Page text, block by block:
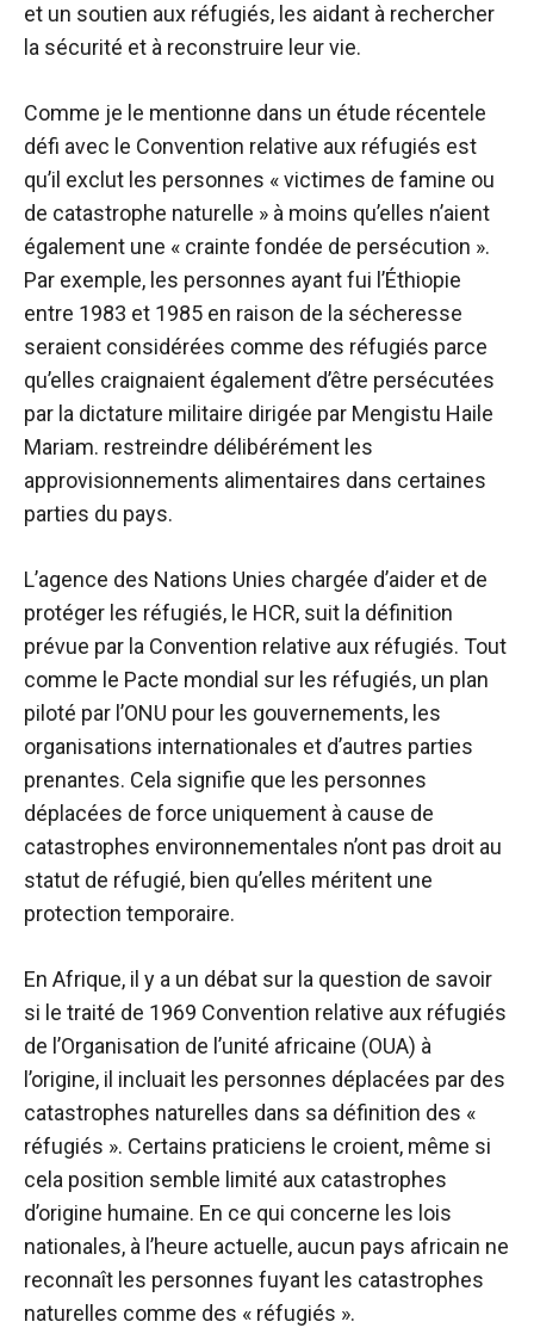
et un soutien aux réfugiés, les aidant à rechercher
la sécurité et à reconstruire leur vie.
Comme je le mentionne dans un étude récente le
défi avec le Convention relative aux réfugiés est
qu’il exclut les personnes « victimes de famine ou
de catastrophe naturelle » à moins qu’elles n’aient
également une « crainte fondée de persécution ».
Par exemple, les personnes ayant fui l’Éthiopie
entre 1983 et 1985 en raison de la sécheresse
seraient considérées comme des réfugiés parce
qu’elles craignaient également d’être persécutées
par la dictature militaire dirigée par Mengistu Haile
Mariam. restreindre délibérément les
approvisionnements alimentaires dans certaines
parties du pays.
L’agence des Nations Unies chargée d’aider et de
protéger les réfugiés, le HCR, suit la définition
prévue par la Convention relative aux réfugiés. Tout
comme le Pacte mondial sur les réfugiés, un plan
piloté par l’ONU pour les gouvernements, les
organisations internationales et d’autres parties
prenantes. Cela signifie que les personnes
déplacées de force uniquement à cause de
catastrophes environnementales n’ont pas droit au
statut de réfugié, bien qu’elles méritent une
protection temporaire.
En Afrique, il y a un débat sur la question de savoir
si le traité de 1969 Convention relative aux réfugiés
de l’Organisation de l’unité africaine (OUA) à
l’origine, il incluait les personnes déplacées par des
catastrophes naturelles dans sa définition des «
réfugiés ». Certains praticiens le croient, même si
cela position semble limité aux catastrophes
d’origine humaine. En ce qui concerne les lois
nationales, à l’heure actuelle, aucun pays africain ne
reconnaît les personnes fuyant les catastrophes
naturelles comme des « réfugiés ».